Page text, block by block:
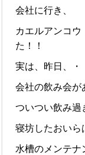
会社に行き、
カエルアンコウ
た！！
実は、昨日、・
会社の飲み会が
ついつい飲み過
寝坊したおいら
水槽のメンテナ